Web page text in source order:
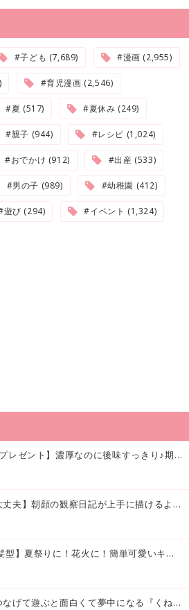
#子ども (7,689) #漫画 (2,955)
#育児漫画 (2,546)
#夏 (517) #夏休み (249)
#親子 (944) #レシピ (1,024)
#おでかけ (912) #出産 (533)
#男の子 (989) #幼稚園 (412)
遊び (294) #イベント (1,324)
【抽選で3名様にプレゼント】濃厚なのに後味すっきり♪期間限定の「メイトーのなめらかプリン カルピス®入りソース」で夏を味わおう！
【絵が苦手でも大丈夫】朝顔の観察日記が上手に描けるようになる方法｜イラスト付き
【女の子 浴衣の髪型】夏祭りに！花火に！簡単可愛いキッズの浴衣ヘアアレンジまとめ
【簡単折り紙】つなげて遊ぶと面白くて夢中になる『くねくねへびさんの作り方』